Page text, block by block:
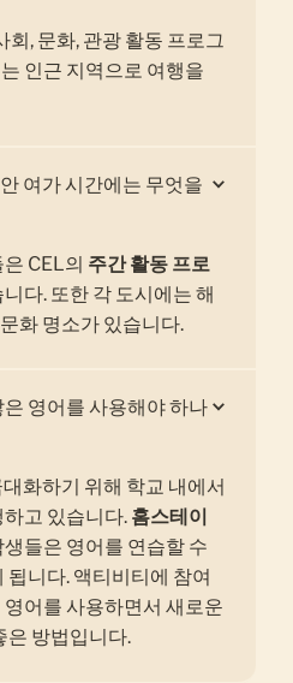
회, 문화, 관광 활동 프로그
인근 지역으로 여행을
여가 시간에는 무엇을
CEL의 주간 활동 프로
다. 또한 각 도시에는 해
화 명소가 있습니다.
영어를 사용해야 하나
화하기 위해 학교 내에서
고 있습니다. 홈스테이
들은 영어를 연습할 수
됩니다. 액티비티에 참여
어를 사용하면서 새로운
은 방법입니다.